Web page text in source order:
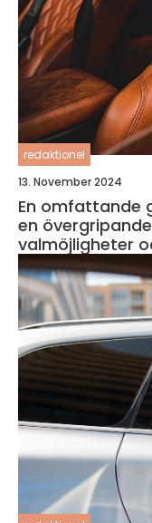
redaktionel
13. November 2024
En omfattande
en
valmöjligheter